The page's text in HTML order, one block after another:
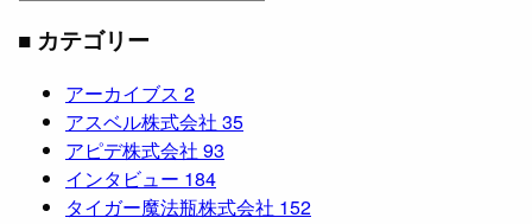
■ カテゴリー
アーカイブス 2
アスベル株式会社 35
アピデ株式会社 93
インタビュー 184
タイガー魔法瓶株式会社 152